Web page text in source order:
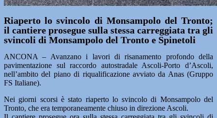
Riaperto lo svincolo di Monsampolo del Tronto;
il cantiere prosegue sulla stessa carreggiata tra gli
svincoli di Monsampolo del Tronto e Spinetoli
ANCONA – Avanzano i lavori di risanamento profondo della
pavimentazione sul raccordo autostradale Ascoli-Porto d’Ascoli,
nell’ambito del piano di riqualificazione avviato da Anas (Gruppo
FS Italiane).
Nei giorni scorsi è stato riaperto lo svincolo di Monsampolo del
Tronto, che era temporaneamente chiuso in direzione Ascoli.